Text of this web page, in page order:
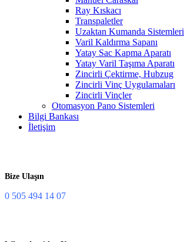
Ray Kıskacı
Transpaletler
Uzaktan Kumanda Sistemleri
Varil Kaldırma Sapanı
Yatay Sac Kapma Aparatı
Yatay Varil Taşıma Aparatı
Zincirli Çektirme, Hubzug
Zincirli Vinç Uygulamaları
Zincirli Vinçler
Otomasyon Pano Sistemleri
Bilgi Bankası
İletişim
Bize Ulaşın
0 505 494 14 07